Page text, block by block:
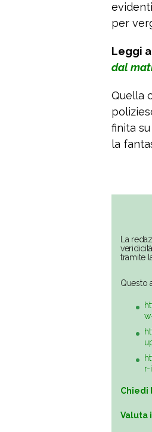
per
Leggi
dal
Quella
finita
la
La
tramite
Questo
Chiedi
Valuta